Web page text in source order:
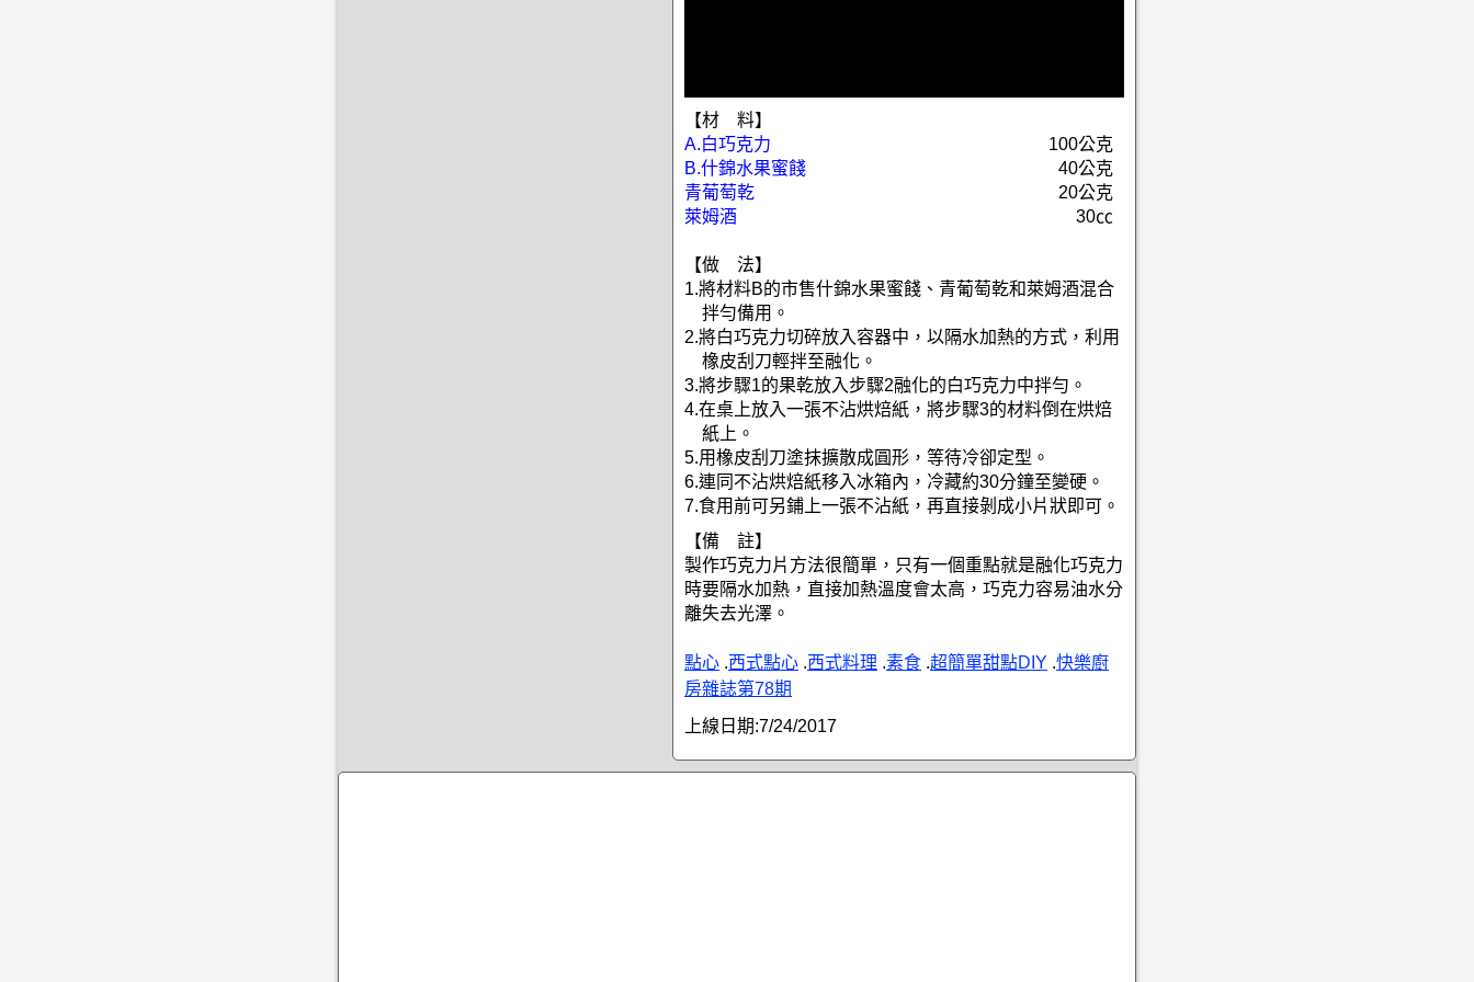
【材 料】
A.白巧克力
100公克
B.什錦水果蜜餞
40公克
青葡萄乾
20公克
萊姆酒
30㏄
【做 法】
1.將材料B的市售什錦水果蜜餞、青葡萄乾和萊姆酒混合
拌勻備用。
2.將白巧克力切碎放入容器中，以隔水加熱的方式，利用
橡皮刮刀輕拌至融化。
3.將步驟1的果乾放入步驟2融化的白巧克力中拌勻。
4.在桌上放入一張不沾烘焙紙，將步驟3的材料倒在烘焙
紙上。
5.用橡皮刮刀塗抹擴散成圓形，等待冷卻定型。
6.連同不沾烘焙紙移入冰箱內，冷藏約30分鐘至變硬。
7.食用前可另鋪上一張不沾紙，再直接剝成小片狀即可。
【備 註】
製作巧克力片方法很簡單，只有一個重點就是融化巧克力
時要隔水加熱，直接加熱溫度會太高，巧克力容易油水分
離失去光澤。
點心 .西式點心 .西式料理 .素食 .超簡單甜點DIY .快樂廚
房雜誌第78期
上線日期:7/24/2017